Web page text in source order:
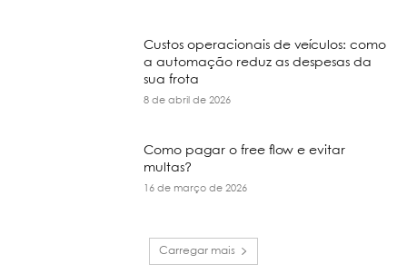
Custos operacionais de veículos: como
a automação reduz as despesas da
sua frota
8 de abril de 2026
Como pagar o free flow e evitar
multas?
16 de março de 2026
Carregar mais